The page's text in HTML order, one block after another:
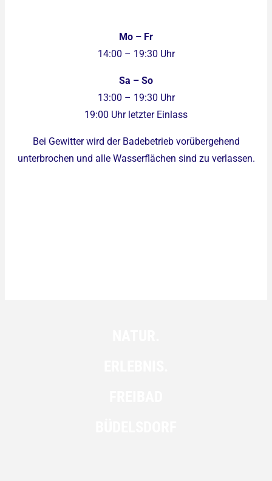
Mo – Fr
14:00 – 19:30 Uhr
Sa – So
13:00 – 19:30 Uhr
19:00 Uhr letzter Einlass
Bei Gewitter wird der Badebetrieb vorübergehend
unterbrochen und alle Wasserflächen sind zu verlassen.